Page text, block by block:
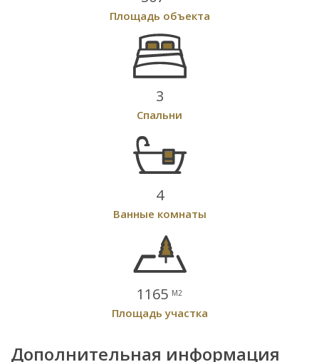
Площадь объекта
3
Спальни
4
Ванные комнаты
1165 M2
Площадь участка
Дополнительная информация